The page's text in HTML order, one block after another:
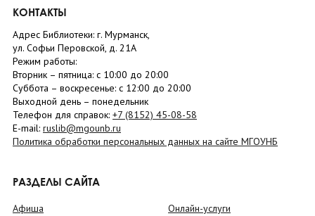
КОНТАКТЫ
Адрес Библиотеки: г. Мурманск,
ул. Софьи Перовской, д. 21А
Режим работы:
Вторник – пятница: с 10:00 до 20:00
Суббота – воскресенье: c 12:00 до 20:00
Выходной день – понедельник
Телефон для справок: +7 (8152) 45-08-58
E-mail: ruslib@mgounb.ru
Политика обработки персональных данных на сайте МГОУНБ
РАЗДЕЛЫ САЙТА
Афиша
Онлайн-услуги